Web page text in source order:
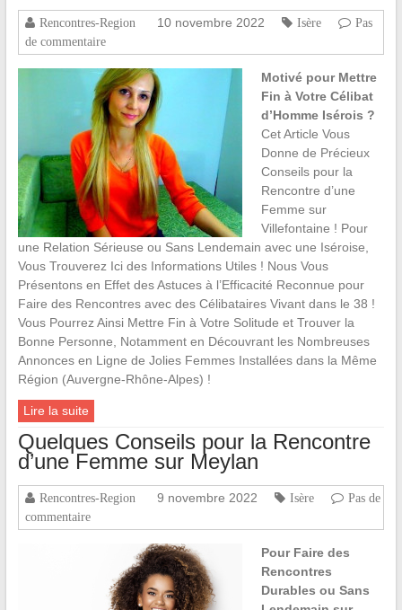
Rencontres-Region 10 novembre 2022 Isère
Pas
de commentaire
Motivé pour Mettre
Fin à Votre Célibat
d’Homme Isérois ?
Cet Article Vous
Donne de Précieux
Conseils pour la
Rencontre d’une
Femme sur
Villefontaine ! Pour
une Relation Sérieuse ou Sans Lendemain avec une Iséroise,
Vous Trouverez Ici des Informations Utiles ! Nous Vous
Présentons en Effet des Astuces à l’Efficacité Reconnue pour
Faire des Rencontres avec des Célibataires Vivant dans le 38 !
Vous Pourrez Ainsi Mettre Fin à Votre Solitude et Trouver la
Bonne Personne, Notamment en Découvrant les Nombreuses
Annonces en Ligne de Jolies Femmes Installées dans la Même
Région (Auvergne-Rhône-Alpes) !
Lire la suite
Quelques Conseils pour la Rencontre
d’une Femme sur Meylan
Rencontres-Region 9 novembre 2022 Isère
Pas de
commentaire
Pour Faire des
Rencontres
Durables ou Sans